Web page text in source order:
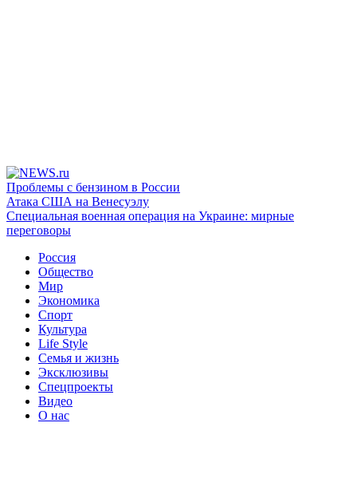
Проблемы с бензином в России
Атака США на Венесуэлу
Специальная военная операция на Украине: мирные
переговоры
Россия
Общество
Мир
Экономика
Спорт
Культура
Life Style
Семья и жизнь
Эксклюзивы
Спецпроекты
Видео
О нас